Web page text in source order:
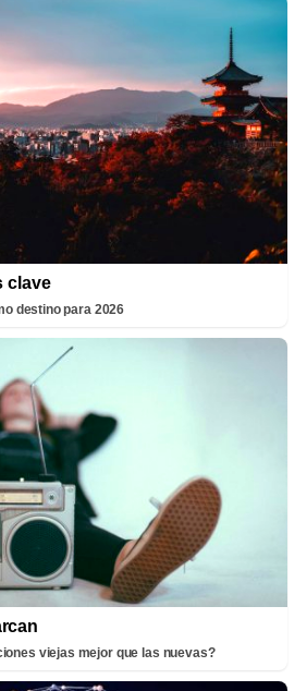
clave
destino para 2026
viejas mejor que las nuevas?